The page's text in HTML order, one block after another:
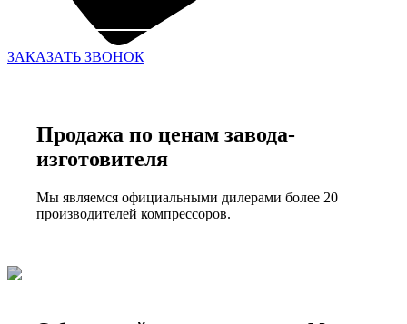
ЗАКАЗАТЬ ЗВОНОК
Продажа по ценам завода-
изготовителя
Мы являемся официальными дилерами более 20
производителей компрессоров.